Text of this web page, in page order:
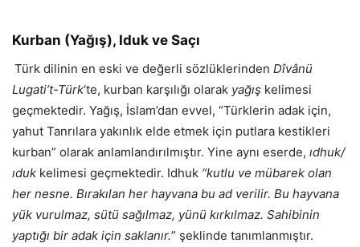
Kurban (Yağış), Iduk ve Saçı
Türk dilinin en eski ve değerli sözlüklerinden Dîvânü
Lugati’t-Türk‘te, kurban karşılığı olarak yağış kelimesi
geçmektedir. Yağış, İslam’dan evvel, “Türklerin adak için,
yahut Tanrılara yakınlık elde etmek için putlara kestikleri
kurban” olarak anlamlandırılmıştır. Yine aynı eserde, ıdhuk/
ıduk kelimesi geçmektedir. Idhuk “kutlu ve mübarek olan
her nesne. Bırakılan her hayvana bu ad verilir. Bu hayvana
yük vurulmaz, sütü sağılmaz, yünü kırkılmaz. Sahibinin
yaptığı bir adak için saklanır.” şeklinde tanımlanmıştır.